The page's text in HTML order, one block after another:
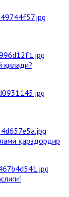
қилади?
қарздордир